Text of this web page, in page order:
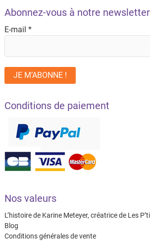
Abonnez-vous à notre newsletter
E-mail *
Conditions de paiement
Nos valeurs
L’histoire de Karine Meteyer, créatrice de Les
Blog
Conditions générales de vente